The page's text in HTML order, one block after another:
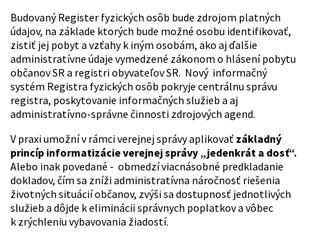
Budovaný Register fyzických osôb bude zdrojom platných
údajov, na základe ktorých bude možné osobu identifikovať,
zistiť jej pobyt a vzťahy k iným osobám, ako aj ďalšie
administratívne údaje vymedzené zákonom o hlásení pobytu
občanov SR a registri obyvateľov SR. Nový informačný
systém Registra fyzických osôb pokryje centrálnu správu
registra, poskytovanie informačných služieb a aj
administratívno-správne činnosti zdrojových agend.
V praxi umožní v rámci verejnej správy aplikovať základný
princíp informatizácie verejnej správy „jedenkrát a dosť“.
Alebo inak povedané - obmedzí viacnásobné predkladanie
dokladov, čím sa zníži administratívna náročnosť riešenia
životných situácií občanov, zvýši sa dostupnosť jednotlivých
služieb a dôjde k eliminácii správnych poplatkov a vôbec
k zrýchleniu vybavovania žiadostí.